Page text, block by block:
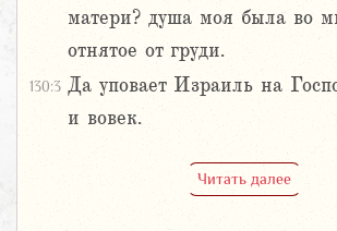
матери? душа моя была во
отнятое от груди.
130:3 Да уповает Израиль на
и вовек.
Читать далее